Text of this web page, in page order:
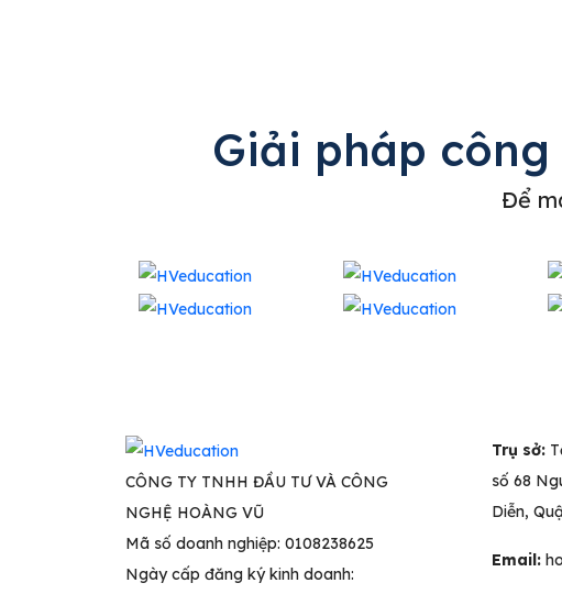
Giải pháp
Để
CÔNG TY TNHH ĐẦU TƯ VÀ CÔNG
NGHỆ HOÀNG VŨ
Mã số doanh nghiệp: 0108238625
Ngày cấp đăng ký kinh doanh:
Trụ sở:
số 68
Diễn,
Email: